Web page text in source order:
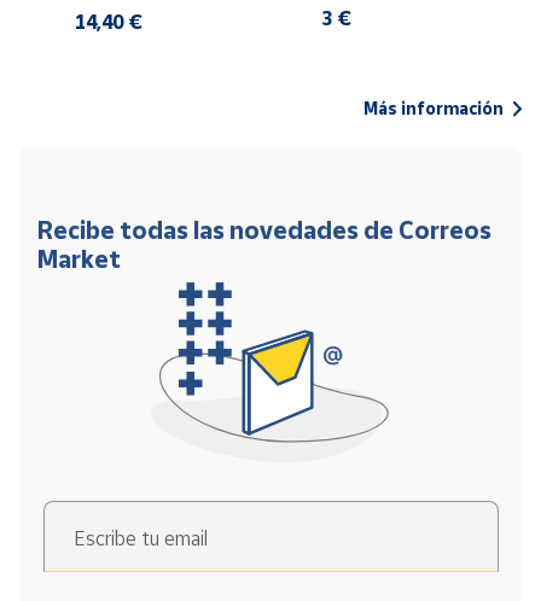
14,40 € 3 €
Más información
Recibe todas las novedades de Correos
Market
Escribe tu email